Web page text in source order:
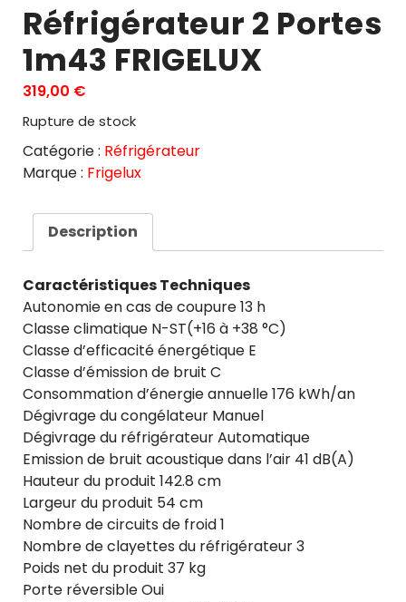
Réfrigérateur 2 Portes
1m43 FRIGELUX
319,00 €
Rupture de stock
Catégorie : Réfrigérateur
Marque : Frigelux
Description
Caractéristiques Techniques
Autonomie en cas de coupure 13 h
Classe climatique N-ST(+16 à +38 °C)
Classe d’efficacité énergétique E
Classe d’émission de bruit C
Consommation d’énergie annuelle 176 kWh/an
Dégivrage du congélateur Manuel
Dégivrage du réfrigérateur Automatique
Emission de bruit acoustique dans l’air 41 dB(A)
Hauteur du produit 142.8 cm
Largeur du produit 54 cm
Nombre de circuits de froid 1
Nombre de clayettes du réfrigérateur 3
Poids net du produit 37 kg
Porte réversible Oui